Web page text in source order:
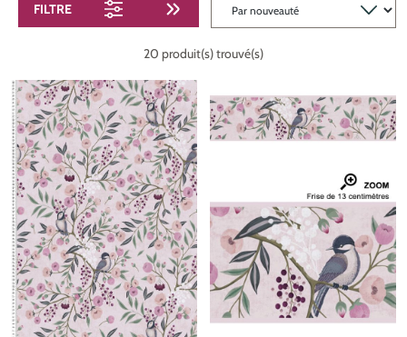
FILTRE
20 produit(s) trouvé(s)